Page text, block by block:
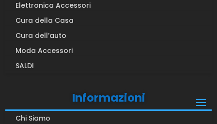
Elettronica Accessori
Cura della Casa
Cura dell’auto
Moda Accessori
SALDI
Informazioni
Chi Siamo